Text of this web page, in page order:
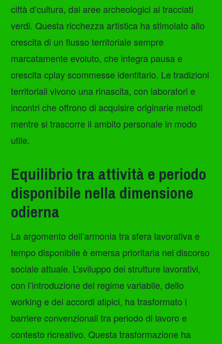
città d’cultura, dai aree archeologici ai tracciati
verdi. Questa ricchezza artistica ha stimolato allo
crescita di un flusso territoriale sempre
marcatamente evoluto, che integra pausa e
crescita cplay scommesse identitario. Le tradizioni
territoriali vivono una rinascita, con laboratori e
incontri che offrono di acquisire originarie metodi
mentre si trascorre il ambito personale in modo
utile.
Equilibrio tra attività e periodo
disponibile nella dimensione
odierna
La argomento dell’armonia tra sfera lavorativa e
tempo disponibile è emersa prioritaria nel discorso
sociale attuale. L’sviluppo dei strutture lavorativi,
con l’introduzione del regime variabile, dello
working e dei accordi atipici, ha trasformato i
barriere convenzionali tra periodo di lavoro e
contesto ricreativo. Questa trasformazione ha